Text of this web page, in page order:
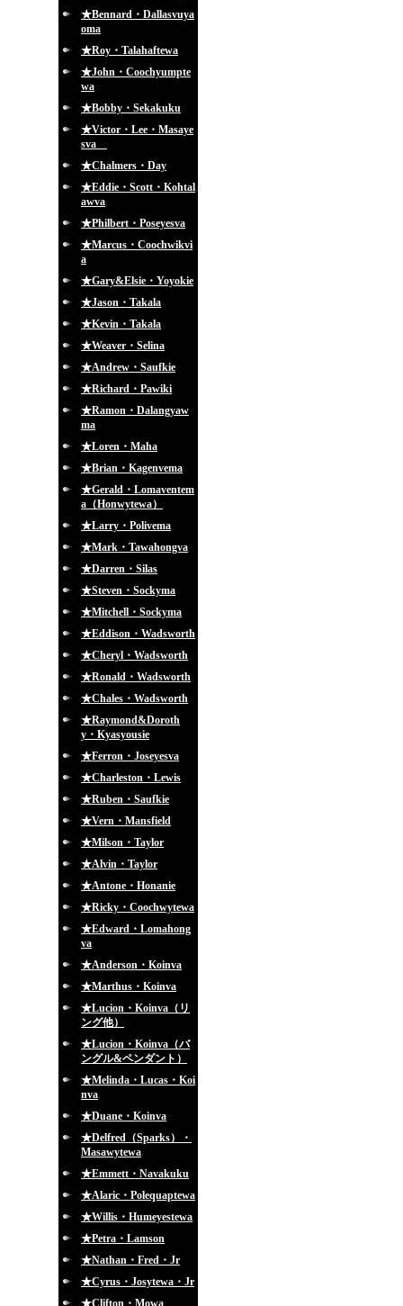
★Bennard・Dallasvuya
oma
★Roy・Talahaftewa
★John・Coochyumpte
wa
★Bobby・Sekakuku
★Victor・Lee・Masaye
sva
★Chalmers・Day
★Eddie・Scott・Kohtal
awva
★Philbert・Poseyesva
★Marcus・Coochwikvi
a
★Gary&Elsie・Yoyokie
★Jason・Takala
★Kevin・Takala
★Weaver・Selina
★Andrew・Saufkie
★Richard・Pawiki
★Ramon・Dalangyaw
ma
★Loren・Maha
★Brian・Kagenvema
★Gerald・Lomaventem
a（Honwytewa）
★Larry・Polivema
★Mark・Tawahongva
★Darren・Silas
★Steven・Sockyma
★Mitchell・Sockyma
★Eddison・Wadsworth
★Cheryl・Wadsworth
★Ronald・Wadsworth
★Chales・Wadsworth
★Raymond&Doroth
y・Kyasyousie
★Ferron・Joseyesva
★Charleston・Lewis
★Ruben・Saufkie
★Vern・Mansfield
★Milson・Taylor
★Alvin・Taylor
★Antone・Honanie
★Ricky・Coochwytewa
★Edward・Lomahong
va
★Anderson・Koinva
★Marthus・Koinva
★Lucion・Koinva（リ
ング他）
★Lucion・Koinva（バ
ングル&ペンダント）
★Melinda・Lucas・Koi
nva
★Duane・Koinva
★Delfred（Sparks）・
Masawytewa
★Emmett・Navakuku
★Alaric・Polequaptewa
★Willis・Humeyestewa
★Petra・Lamson
★Nathan・Fred・Jr
★Cyrus・Josytewa・Jr
★Clifton・Mowa